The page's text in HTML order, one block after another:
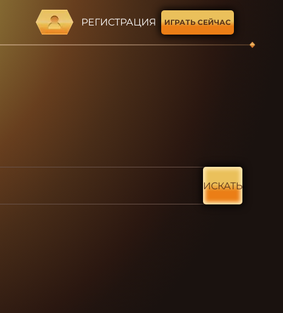
РЕГИСТРАЦИЯ ИГРАТЬ СЕЙЧАС
ИСКАТЬ